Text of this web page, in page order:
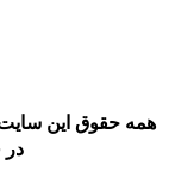
حقوق این سایت
در